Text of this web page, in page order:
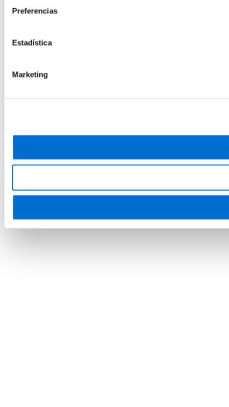
Preferencias
Estadística
Marketing